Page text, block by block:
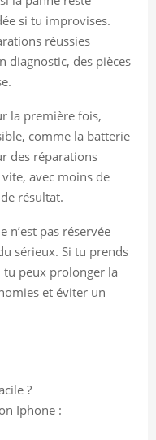
si tu improvises.
réussies
diagnostic, des pièces
la première fois,
comme la batterie
des réparations
avec moins de
résultat.
n’est pas réservée
sérieux. Si tu prends
tu peux prolonger la
et éviter un
?
Iphone :